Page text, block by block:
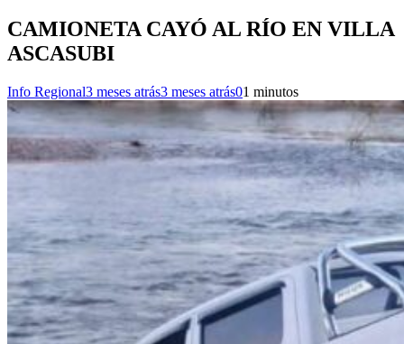
CAMIONETA CAYÓ AL RÍO EN VILLA
ASCASUBI
Info Regional3 meses atrás3 meses atrás01 minutos